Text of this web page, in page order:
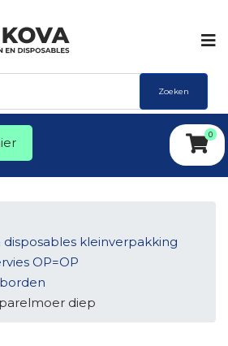
Zoeken
0
kleinverpakking
OP=OP
diep